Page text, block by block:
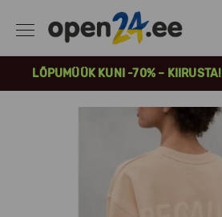
LÕPUMÜÜK KUNI -70% – KIIRUSTA!